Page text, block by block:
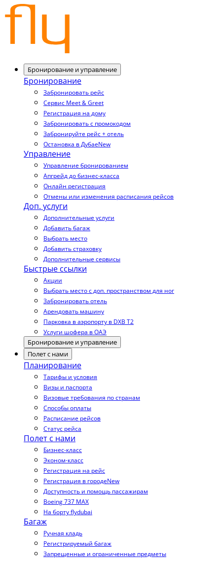
Бронирование и управление
Бронирование
Забронировать рейс
Сервис Meet & Greet
Регистрация на дому
Забронировать с промокодом
Забронируйте рейс + отель
Остановка в ДубаеNew
Управление
Управление бронированием
Апгрейд до бизнес-класса
Онлайн регистрация
Отмены или изменения расписания рейсов
Доп. услуги
Дополнительные услуги
Добавить багаж
Выбрать место
Добавить страховку
Дополнительные сервисы
Быстрые ссылки
Акции
Выбрать место с доп. пространством для ног
Забронировать отель
Арендовать машину
Парковка в аэропорту в DXB T2
Услуги шофера в ОАЭ
Бронирование и управление
Полет с нами
Планирование
Тарифы и условия
Визы и паспорта
Визовые требования по странам
Способы оплаты
Расписание рейсов
Статус рейса
Полет с нами
Бизнес-класс
Эконом-класс
Регистрация на рейс
Регистрация в городеNew
Доступность и помощь пассажирам
Boeing 737 MAX
На борту flydubai
Багаж
Ручная кладь
Регистрируемый багаж
Запрещенные и ограниченные предметы